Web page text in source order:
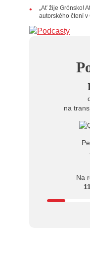
21.07.2026
20:09
Na
osobnost
20.07.2026
nabídne
„Ať žije Grónsko!
autorského čtení v
na
Na